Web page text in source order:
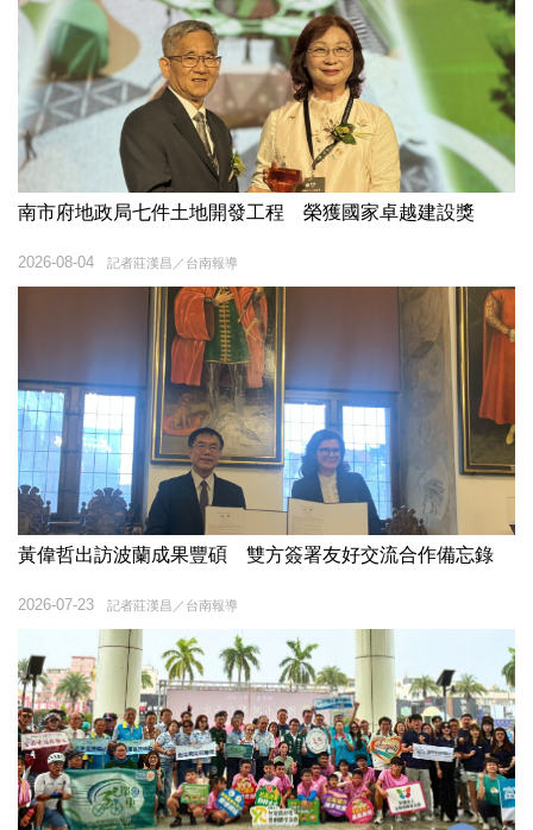
南市府地政局七件土地開發工程 榮獲國家卓越建設獎
記者莊漢昌／台南報導
2026-08-04
黃偉哲出訪波蘭成果豐碩 雙方簽署友好交流合作備忘錄
記者莊漢昌／台南報導
2026-07-23